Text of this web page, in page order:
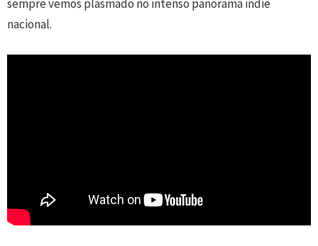
sempre vemos plasmado no intenso panorama indie
nacional.